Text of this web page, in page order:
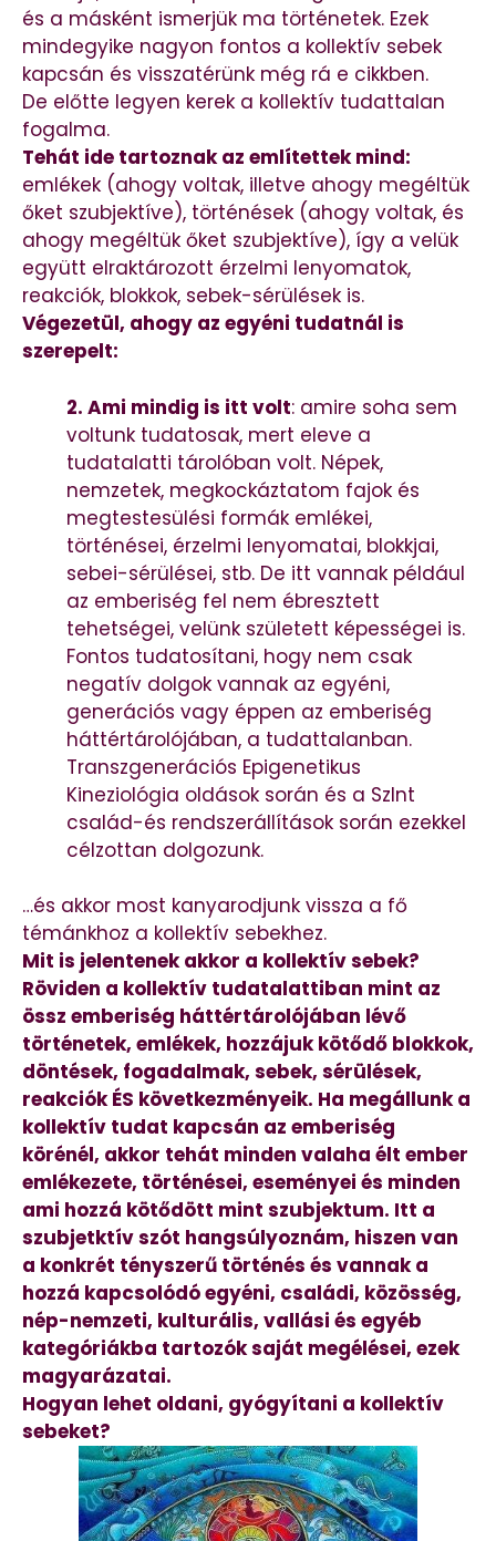
és a másként ismerjük ma történetek. Ezek
mindegyike nagyon fontos a kollektív sebek
kapcsán és visszatérünk még rá e cikkben.
De előtte legyen kerek a kollektív tudattalan
fogalma.
Tehát ide tartoznak az említettek mind:
emlékek (ahogy voltak, illetve ahogy megéltük
őket szubjektíve), történések (ahogy voltak, és
ahogy megéltük őket szubjektíve), így a velük
együtt elraktározott érzelmi lenyomatok,
reakciók, blokkok, sebek-sérülések is.
Végezetül, ahogy az egyéni tudatnál is
szerepelt:
2. Ami mindig is itt volt: amire soha sem
voltunk tudatosak, mert eleve a
tudatalatti tárolóban volt. Népek,
nemzetek, megkockáztatom fajok és
megtestesülési formák emlékei,
történései, érzelmi lenyomatai, blokkjai,
sebei-sérülései, stb. De itt vannak például
az emberiség fel nem ébresztett
tehetségei, velünk született képességei is.
Fontos tudatosítani, hogy nem csak
negatív dolgok vannak az egyéni,
generációs vagy éppen az emberiség
háttértárolójában, a tudattalanban.
Transzgenerációs Epigenetikus
Kineziológia oldások során és a SzInt
család-és rendszerállítások során ezekkel
célzottan dolgozunk.
…és akkor most kanyarodjunk vissza a fő
témánkhoz a kollektív sebekhez.
Mit is jelentenek akkor a kollektív sebek?
Röviden a kollektív tudatalattiban mint az
össz emberiség háttértárolójában lévő
történetek, emlékek, hozzájuk kötődő blokkok,
döntések, fogadalmak, sebek, sérülések,
reakciók ÉS következményeik. Ha megállunk a
kollektív tudat kapcsán az emberiség
körénél, akkor tehát minden valaha élt ember
emlékezete, történései, eseményei és minden
ami hozzá kötődött mint szubjektum. Itt a
szubjetktív szót hangsúlyoznám, hiszen van
a konkrét tényszerű történés és vannak a
hozzá kapcsolódó egyéni, családi, közösség,
nép-nemzeti, kulturális, vallási és egyéb
kategóriákba tartozók saját megélései, ezek
magyarázatai.
Hogyan lehet oldani, gyógyítani a kollektív
sebeket?